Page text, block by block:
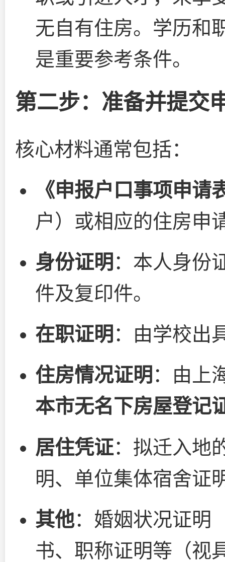
无自有住房。学历和
是重要参考条件。
第二步：准备并提交
核心材料通常包括：
《申报户口事项申请
户）或相应的住房申
身份证明 ：本人身份
件及复印件。
在职证明 ：由学校出
住房情况证明 ：由上
本市无名下房屋登记
居住凭证：拟迁入地
明、单位集体宿舍证
其他：婚姻状况证明
书、职称证明等（视